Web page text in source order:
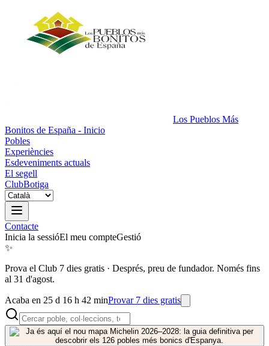
Los Pueblos Más
Bonitos de España - Inicio
Pobles
Experiències
Esdeveniments actuals
El segell
ClubBotiga
Contacte
Inicia la sessióEl meu compteGestió
✨
Prova el Club 7 dies gratis · Després, preu de fundador. Només fins
al 31 d'agost.
Acaba en 25 d 16 h 42 minProvar 7 dies gratis